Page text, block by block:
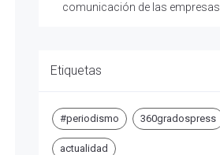
comunicación de las empresas
Etiquetas
#periodismo 360gradospress
actualidad